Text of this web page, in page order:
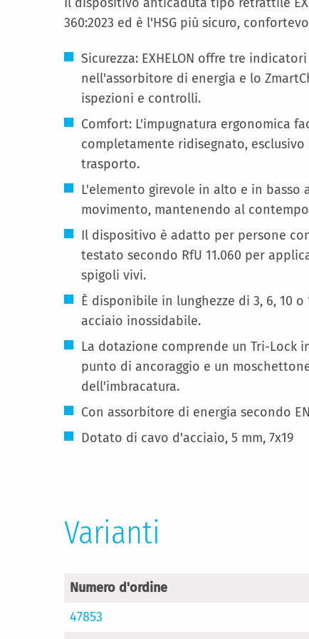
360:2023 ed è l'HSG più sicuro,
Sicurezza: EXHELON offre tre
nell'assorbitore di energia e lo
ispezioni e controlli.
Comfort: L'impugnatura ergonomica
completamente ridisegnato, esclusivo
trasporto.
L'elemento girevole in alto e in
movimento, mantenendo al
Il dispositivo è adatto per persone
testato secondo RfU 11.060 per
spigoli vivi.
È disponibile in lunghezze di 3, 6, 10
acciaio inossidabile.
La dotazione comprende un Tri-Lock
punto di ancoraggio e un
dell'imbracatura.
Con assorbitore di energia secondo
Dotato di cavo d'acciaio, 5 mm, 7x19
Varianti
Numero d'ordine
47853